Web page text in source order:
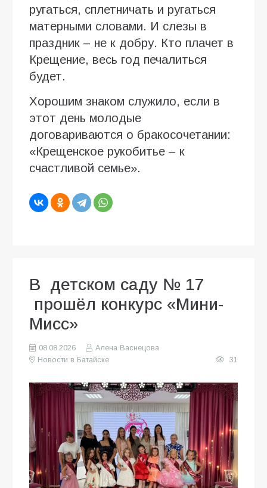
ругаться, сплетничать и ругаться
матерными словами. И слезы в
праздник – не к добру. Кто плачет в
Крещение, весь год печалиться
будет.
Хорошим знаком служило, если в
этот день молодые
договариваются о бракосочетании:
«Крещенское рукобитье – к
счастливой семье».
В детском саду № 17
прошёл конкурс «Мини-
Мисс»
08.08.2026
Алена Васнецова
Новости в Батайске
31